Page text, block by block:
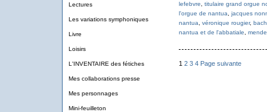
Lectures
Les variations symphoniques
Livre
Loisirs
L'INVENTAIRE des fétiches
Mes collaborations presse
Mes personnages
Mini-feuilleton
lefebvre, titulaire grand orgue
l'orgue de nantua, jacques
nantua, véronique rougier, bach
nantua et de l'abbatiale,
1 2 3 4 Page suivante